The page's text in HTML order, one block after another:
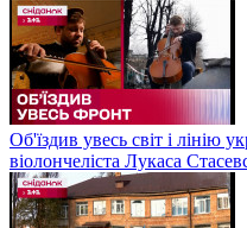
Об'їздив увесь світ і лінію
віолончеліста Лукаса